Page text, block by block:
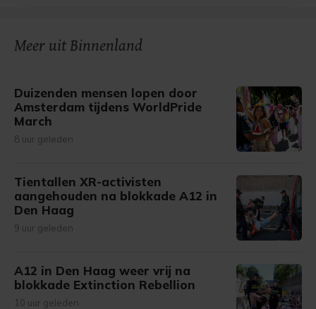
gemaakte keuze altijd wijzigen of intrekken.
Meer uit Binnenland
Duizenden mensen lopen door
Amsterdam tijdens WorldPride
March
8 uur geleden
Tientallen XR-activisten
aangehouden na blokkade A12 in
Den Haag
9 uur geleden
A12 in Den Haag weer vrij na
blokkade Extinction Rebellion
10 uur geleden